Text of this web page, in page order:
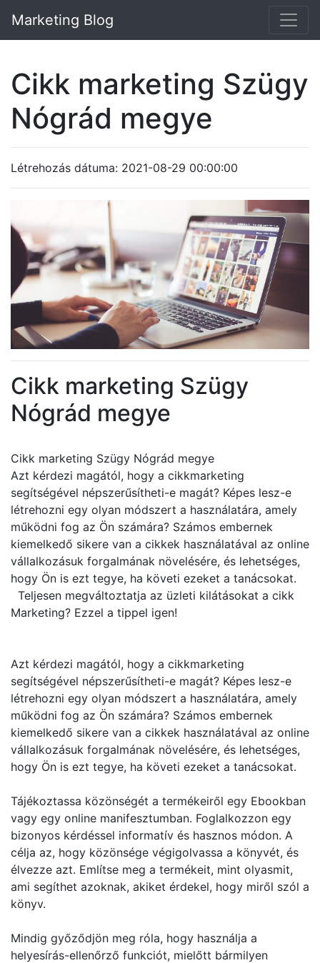
Marketing Blog
Cikk marketing Szügy
Nógrád megye
Létrehozás dátuma: 2021-08-29 00:00:00
Cikk marketing Szügy
Nógrád megye
Cikk marketing Szügy Nógrád megye
Azt kérdezi magától, hogy a cikkmarketing
segítségével népszerűsítheti-e magát? Képes lesz-e
létrehozni egy olyan módszert a használatára, amely
működni fog az Ön számára? Számos embernek
kiemelkedő sikere van a cikkek használatával az online
vállalkozásuk forgalmának növelésére, és lehetséges,
hogy Ön is ezt tegye, ha követi ezeket a tanácsokat.
Teljesen megváltoztatja az üzleti kilátásokat a cikk
Marketing? Ezzel a tippel igen!
Azt kérdezi magától, hogy a cikkmarketing
segítségével népszerűsítheti-e magát? Képes lesz-e
létrehozni egy olyan módszert a használatára, amely
működni fog az Ön számára? Számos embernek
kiemelkedő sikere van a cikkek használatával az online
vállalkozásuk forgalmának növelésére, és lehetséges,
hogy Ön is ezt tegye, ha követi ezeket a tanácsokat.
Tájékoztassa közönségét a termékeiről egy Ebookban
vagy egy online manifesztumban. Foglalkozzon egy
bizonyos kérdéssel informatív és hasznos módon. A
célja az, hogy közönsége végigolvassa a könyvét, és
élvezze azt. Említse meg a termékeit, mint olyasmit,
ami segíthet azoknak, akiket érdekel, hogy miről szól a
könyv.
Mindig győződjön meg róla, hogy használja a
helyesírás-ellenőrző funkciót, mielőtt bármilyen